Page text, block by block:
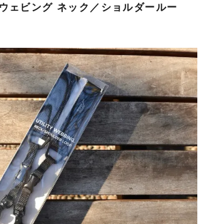
ェビング ネック／ショルダールー